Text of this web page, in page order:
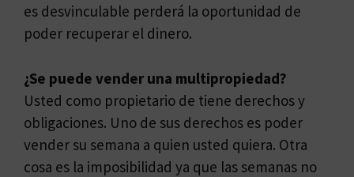
es desvinculable perderá la oportunidad de
poder recuperar el dinero.
¿Se puede vender una multipropiedad?
Usted como propietario de tiene derechos y
obligaciones. Uno de sus derechos es poder
vender su semana a quien usted quiera. Otra
cosa es la imposibilidad ya que las semanas no